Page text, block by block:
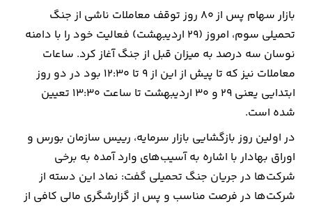
اقتصاد
ایران
ارتباطات
خودرو
عمومی
نوتیف
شناور
بازار سهام پس از ۸۰ روز توقف معاملات ناشی از جنگ
تحمیلی سوم، امروز (۲۹ اردیبهشت) فعالیت خود را با دامنه
نوسان سه درصد به میزان قبل از جنگ آغاز کرد. ساعات
معاملات نیز که تا پیش از این از ۹ تا ۱۲:۳۰ بود در دو روز
ابتدایی یعنی ۲۹ و ۳۰ اردیبهشت تا ساعت ۱۳:۳۰ تعیین
شده است.
در اولین روز بازگشایی بازار سرمایه، رییس سازمان بورس و
اوراق بهادار با اشاره به آسیب‌های وارد آمده به برخی
شرکت‌ها در جریان جنگ تحمیلی گفت: نماد این دسته از
شرکت‌ها در فرصت مناسب و پس از گزارشگری مالی کافی از